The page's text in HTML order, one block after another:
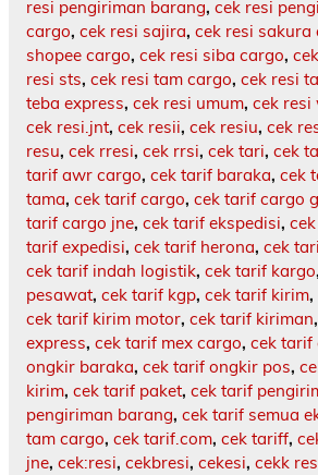
resi pengiriman barang, cek resi
cargo, cek resi sajira, cek resi sakura
shopee cargo, cek resi siba cargo,
resi sts, cek resi tam cargo, cek resi
teba express, cek resi umum, cek resi
cek resi.jnt, cek resii, cek resiu, cek
resu, cek rresi, cek rrsi, cek tari, cek
tarif awr cargo, cek tarif baraka, cek
tama, cek tarif cargo, cek tarif cargo
tarif cargo jne, cek tarif ekspedisi,
tarif expedisi, cek tarif herona, cek
cek tarif indah logistik, cek tarif kargo,
pesawat, cek tarif kgp, cek tarif kirim,
cek tarif kirim motor, cek tarif kiriman,
express, cek tarif mex cargo, cek tarif
ongkir baraka, cek tarif ongkir pos,
kirim, cek tarif paket, cek tarif
pengiriman barang, cek tarif semua
tam cargo, cek tarif.com, cek tariff,
jne, cek:resi, cekbresi, cekesi, cekk